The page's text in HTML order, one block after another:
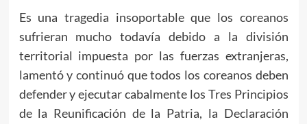
Es una tragedia insoportable que los coreanos
sufrieran mucho todavía debido a la división
territorial impuesta por las fuerzas extranjeras,
lamentó y continuó que todos los coreanos deben
defender y ejecutar cabalmente los Tres Principios
de la Reunificación de la Patria, la Declaración